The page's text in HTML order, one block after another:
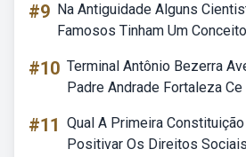
#9 Na Antiguidade Alguns
Famosos Tinham Um Conceito
#10 Terminal Antônio Bezerra
Padre Andrade Fortaleza Ce
#11 Qual A Primeira
Positivar Os Direitos Sociais